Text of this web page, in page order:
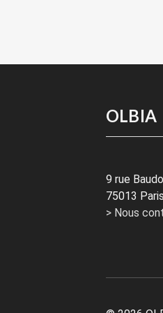
OLBIA
9 rue
75013 Paris
> Nous